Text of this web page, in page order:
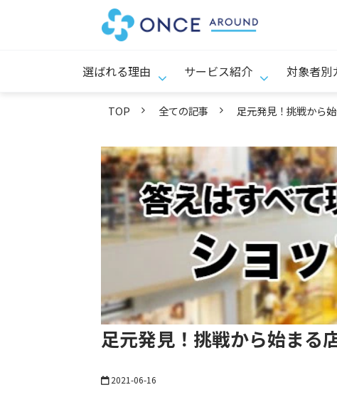
選ばれる理由 サービス紹介 対象者別
TOP 全ての記事 足元発見！挑戦から
足元発見！挑戦から始まる
2021-06-16